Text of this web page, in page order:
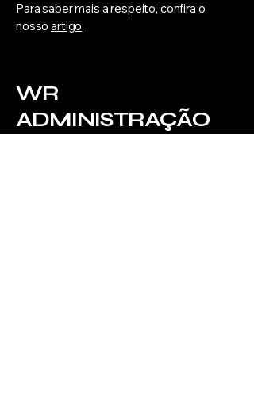
Para saber mais a respeito, confira o
nossoartigo.
WR
ADMINISTRAÇÃO